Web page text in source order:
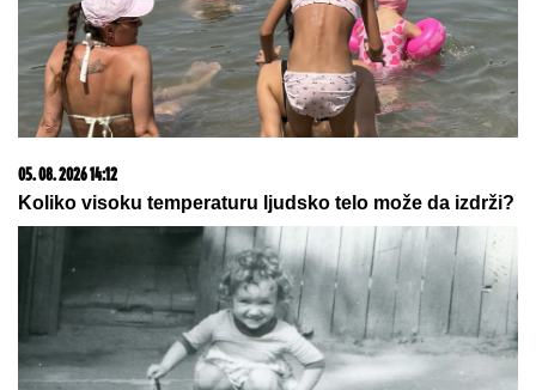
05. 08. 2026 14:12
Koliko visoku temperaturu ljudsko telo može da izdrži?